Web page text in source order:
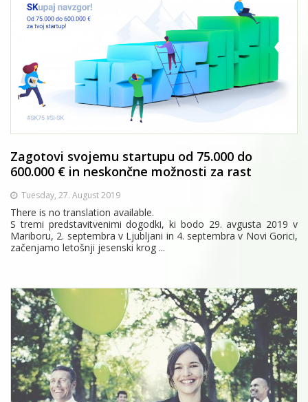
Zagotovi svojemu startupu od 75.000 do
600.000 € in neskončne možnosti za rast
Tuesday, 27. August 2019
There is no translation available.
S tremi predstavitvenimi dogodki, ki bodo 29. avgusta 2019 v
Mariboru, 2. septembra v Ljubljani in 4. septembra v Novi Gorici,
začenjamo letošnji jesenski krog ...